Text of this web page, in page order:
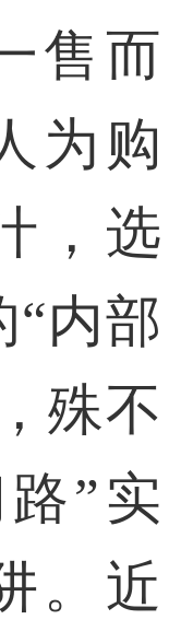
售而
为购
，选
“内部
殊不
”实
。近